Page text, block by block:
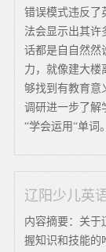
错误模式违反了
法会显示出其许
话都是自自然然
力，就像建大楼
够找到有教育意
调研进一步了解
“学会运用“单词
辽阳少儿英
内容摘要：关于
握知识和技能的